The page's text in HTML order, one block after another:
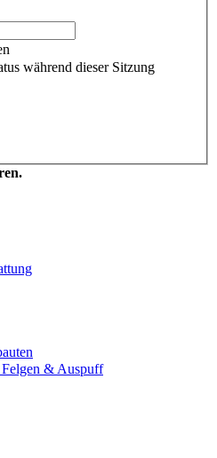
während dieser Sitzung
& Auspuff